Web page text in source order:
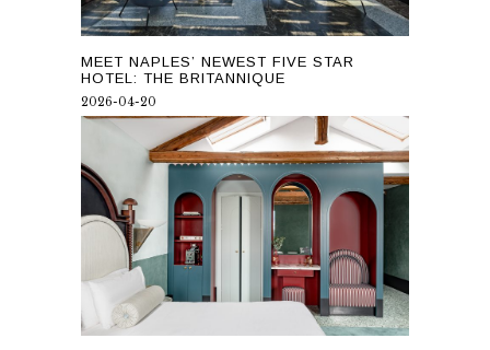
MEET NAPLES’ NEWEST FIVE STAR
HOTEL: THE BRITANNIQUE
2026-04-20